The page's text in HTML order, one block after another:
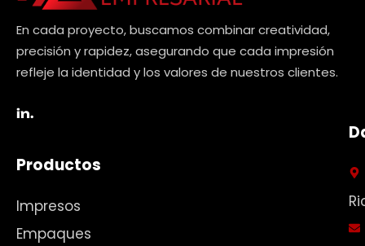
En cada proyecto, buscamos combinar creatividad,
precisión y rapidez, asegurando que cada impresión
refleje la identidad y los valores de nuestros clientes.
in.
Productos
Impresos
Empaques